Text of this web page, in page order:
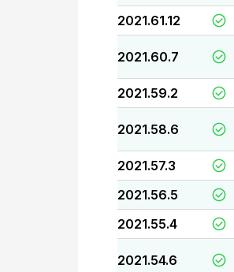
2021.61.12
2021.60.7
2021.59.2
2021.58.6
2021.57.3
2021.56.5
2021.55.4
2021.54.6